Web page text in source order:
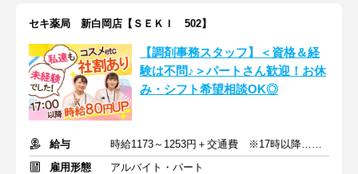
セキ薬局 新白岡店【ＳＥＫＩ 502】
【調剤事務スタッフ】＜資格＆経
験は不問♪＞パートさん歓迎！お休
み・シフト希望相談OK◎
給与
時給1173～1253円＋交通費 ※17時以降…時給80円UP
雇用形態
アルバイト・パート